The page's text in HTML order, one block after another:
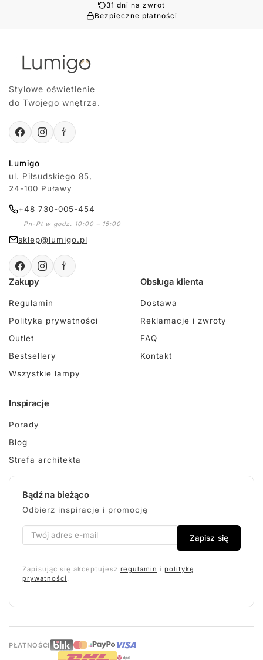
31 dni na zwrot
Bezpieczne płatności
Stylowe oświetlenie
do Twojego wnętrza.
Lumigo
ul. Piłsudskiego 85,
24-100 Puławy
+48 730-005-454
Pn-Pt w godz. 10:00 – 15:00
sklep@lumigo.pl
Zakupy
Regulamin
Polityka prywatności
Outlet
Bestsellery
Wszystkie lampy
Obsługa klienta
Dostawa
Reklamacje i zwroty
FAQ
Kontakt
Inspiracje
Porady
Blog
Strefa architekta
Bądź na bieżąco
Odbierz inspiracje i promocję
Zapisz się
Zapisując się akceptujesz regulamin i politykę
prywatności .
PŁATNOŚCI